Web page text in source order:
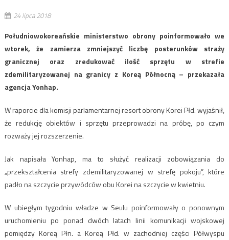
24 lipca 2018
Południowokoreańskie ministerstwo obrony poinformowało we
wtorek, że zamierza zmniejszyć liczbę posterunków straży
granicznej oraz zredukować ilość sprzętu w strefie
zdemilitaryzowanej na granicy z Koreą Północną – przekazała
agencja Yonhap.
W raporcie dla komisji parlamentarnej resort obrony Korei Płd. wyjaśnił,
że redukcję obiektów i sprzętu przeprowadzi na próbę, po czym
rozważy jej rozszerzenie.
Jak napisała Yonhap, ma to służyć realizacji zobowiązania do
„przekształcenia strefy zdemilitaryzowanej w strefę pokoju”, które
padło na szczycie przywódców obu Korei na szczycie w kwietniu.
W ubiegłym tygodniu władze w Seulu poinformowały o ponownym
uruchomieniu po ponad dwóch latach linii komunikacji wojskowej
pomiędzy Koreą Płn. a Koreą Płd. w zachodniej części Półwyspu